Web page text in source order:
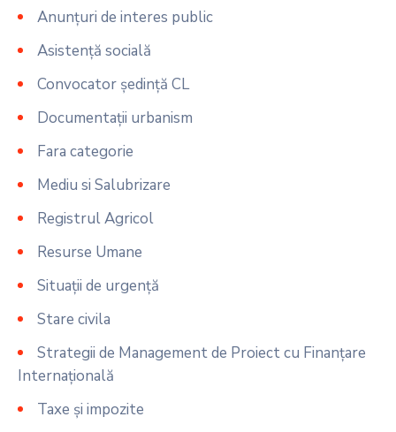
Anunțuri de interes public
Asistență socială
Convocator ședință CL
Documentații urbanism
Fara categorie
Mediu si Salubrizare
Registrul Agricol
Resurse Umane
Situații de urgență
Stare civila
Strategii de Management de Proiect cu Finanțare
Internațională
Taxe și impozite